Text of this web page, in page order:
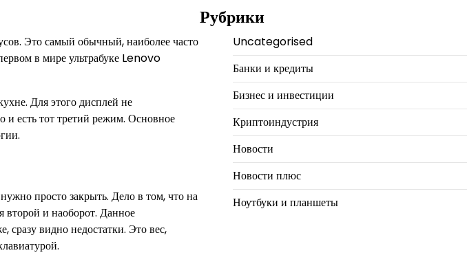
Это самый обычный, наиболее часто
в мире ультрабуке Lenovo
Для этого дисплей не
и есть тот третий режим. Основное
просто закрыть. Дело в том, что на
второй и наоборот. Данное
сразу видно недостатки. Это вес,
Рубрики
Uncategorised
Банки и кредиты
Бизнес и инвестиции
Криптоиндустрия
Новости
Новости плюс
Ноутбуки и планшеты